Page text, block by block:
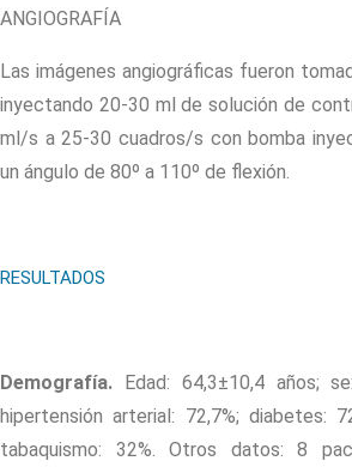
ANGIOGRAFÍA
Las imágenes angiográficas fueron
inyectando 20-30 ml de solución de
ml/s a 25-30 cuadros/s con bomba
un ángulo de 80º a 110º de flexión.
RESULTADOS
Demografía. Edad: 64,3±10,4 años;
hipertensión arterial: 72,7%; diabetes:
tabaquismo: 32%. Otros datos: 8